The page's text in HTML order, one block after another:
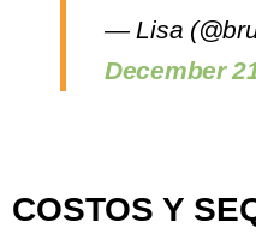
— Lisa
December
COSTOS Y